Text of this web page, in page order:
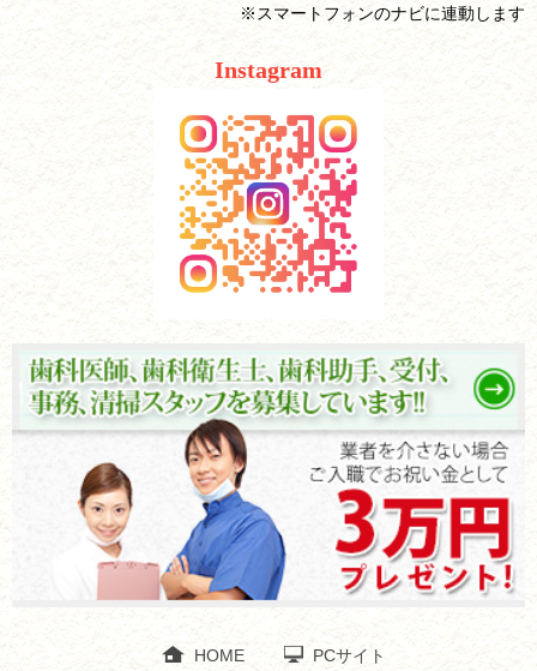
※スマートフォンのナビに連動します
Instagram
HOME PCサイト